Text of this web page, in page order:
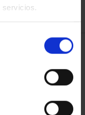
servicios.